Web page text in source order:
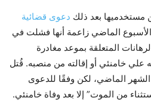
مستخدميها بعد ذلك دعوى قضائية
الماضي زاعمة أنها فشلت في
المتعلقة بموعد مغادرة
علي خامنئي أو إقالته من منصبه. قُتل
الماضي، لكن وفقًا للدعوى
من الموت” إلا بعد وفاة خامنئي.